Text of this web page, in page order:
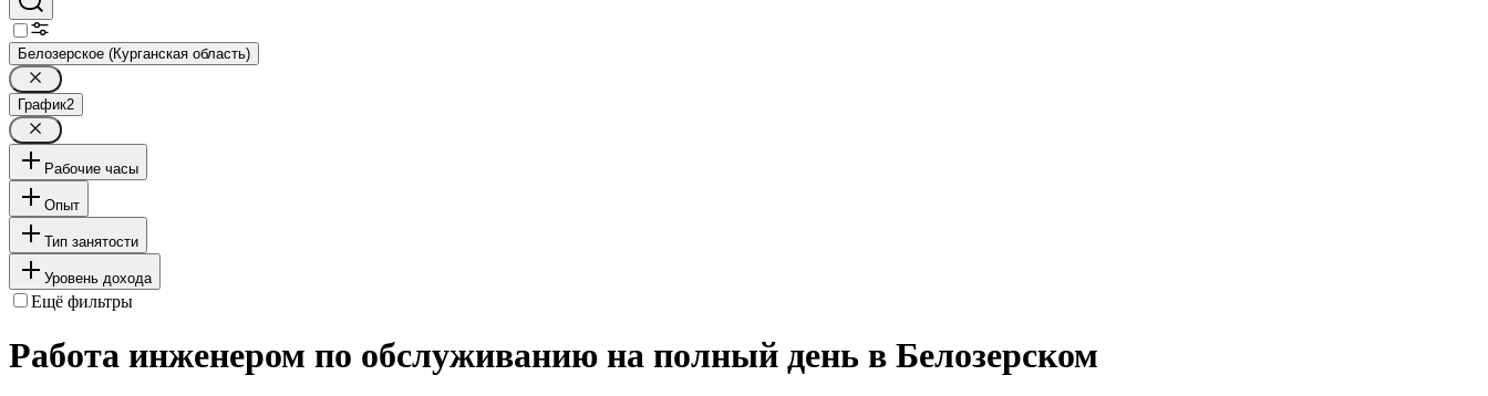
Белозерское (Курганская область)
График2
Рабочие часы
Опыт
Тип занятости
Уровень дохода
Ещё фильтры
Работа инженером по обслуживанию на полный день в Белозерском